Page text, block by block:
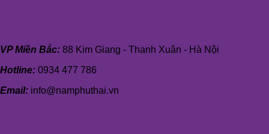
VP Miền Bắc: 88 Kim Giang - Thanh Xuân - Hà Nội
Hotline: 0934 477 786
Email: info@namphuthai.vn